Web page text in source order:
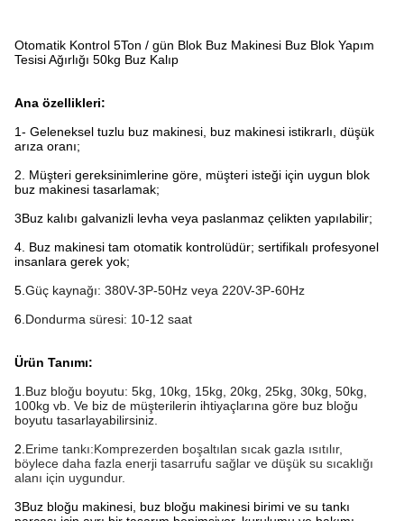
Otomatik Kontrol 5Ton / gün Blok Buz Makinesi Buz Blok Yapım
Tesisi Ağırlığı 50kg Buz Kalıp
Ana özellikleri:
1- Geleneksel tuzlu buz makinesi, buz makinesi istikrarlı, düşük
arıza oranı;
2. Müşteri gereksinimlerine göre, müşteri isteği için uygun blok
buz makinesi tasarlamak;
3Buz kalıbı galvanizli levha veya paslanmaz çelikten yapılabilir;
4. Buz makinesi tam otomatik kontrolüdür; sertifikalı profesyonel
insanlara gerek yok;
5. Güç kaynağı: 380V-3P-50Hz veya 220V-3P-60Hz
6. Dondurma süresi: 10-12 saat
Ürün Tanımı:
1. Buz bloğu boyutu: 5kg, 10kg, 15kg, 20kg, 25kg, 30kg, 50kg,
100kg vb. Ve biz de müşterilerin ihtiyaçlarına göre buz bloğu
boyutu tasarlayabilirsiniz.
2. Erime tankı:Komprezerden boşaltılan sıcak gazla ısıtılır,
böylece daha fazla enerji tasarrufu sağlar ve düşük su sıcaklığı
alanı için uygundur.
3Buz bloğu makinesi, buz bloğu makinesi birimi ve su tankı